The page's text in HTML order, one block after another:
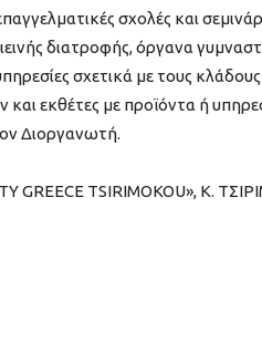
σχολές και
διατροφής, όργανα
σχετικά με τους
εκθέτες με προϊόντα ή
Διοργανωτή.
GREECE TSIRIMOKOU», Κ.